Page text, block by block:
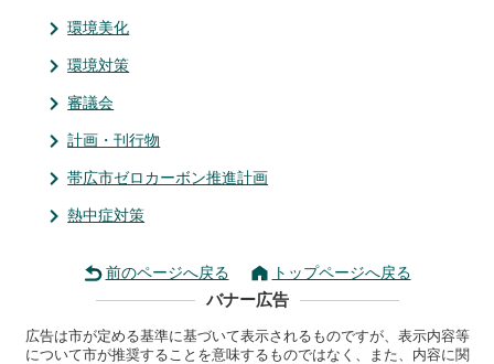
環境美化
環境対策
審議会
計画・刊行物
帯広市ゼロカーボン推進計画
熱中症対策
前のページへ戻る トップページへ戻る
バナー広告
広告は市が定める基準に基づいて表示されるものですが、表示内容等
について市が推奨することを意味するものではなく、また、内容に関